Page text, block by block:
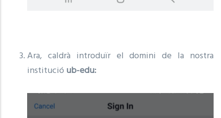
Ara, caldrà introduïr el domini de la nostra
institució ub-edu: